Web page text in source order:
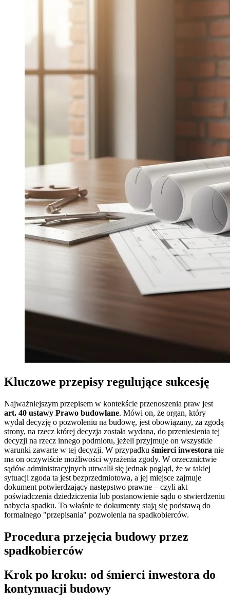
Kluczowe przepisy regulujące sukcesję
Najważniejszym przepisem w kontekście przenoszenia praw jest
art. 40 ustawy Prawo budowlane. Mówi on, że organ, który
wydał decyzję o pozwoleniu na budowę, jest obowiązany, za zgodą
strony, na rzecz której decyzja została wydana, do przeniesienia tej
decyzji na rzecz innego podmiotu, jeżeli przyjmuje on wszystkie
warunki zawarte w tej decyzji. W przypadku śmierci inwestora nie
ma on oczywiście możliwości wyrażenia zgody. W orzecznictwie
sądów administracyjnych utrwalił się jednak pogląd, że w takiej
sytuacji zgoda ta jest bezprzedmiotowa, a jej miejsce zajmuje
dokument potwierdzający następstwo prawne – czyli akt
poświadczenia dziedziczenia lub postanowienie sądu o stwierdzeniu
nabycia spadku. To właśnie te dokumenty stają się podstawą do
formalnego "przepisania" pozwolenia na spadkobierców.
Procedura przejęcia budowy przez
spadkobierców
Krok po kroku: od śmierci inwestora do
kontynuacji budowy